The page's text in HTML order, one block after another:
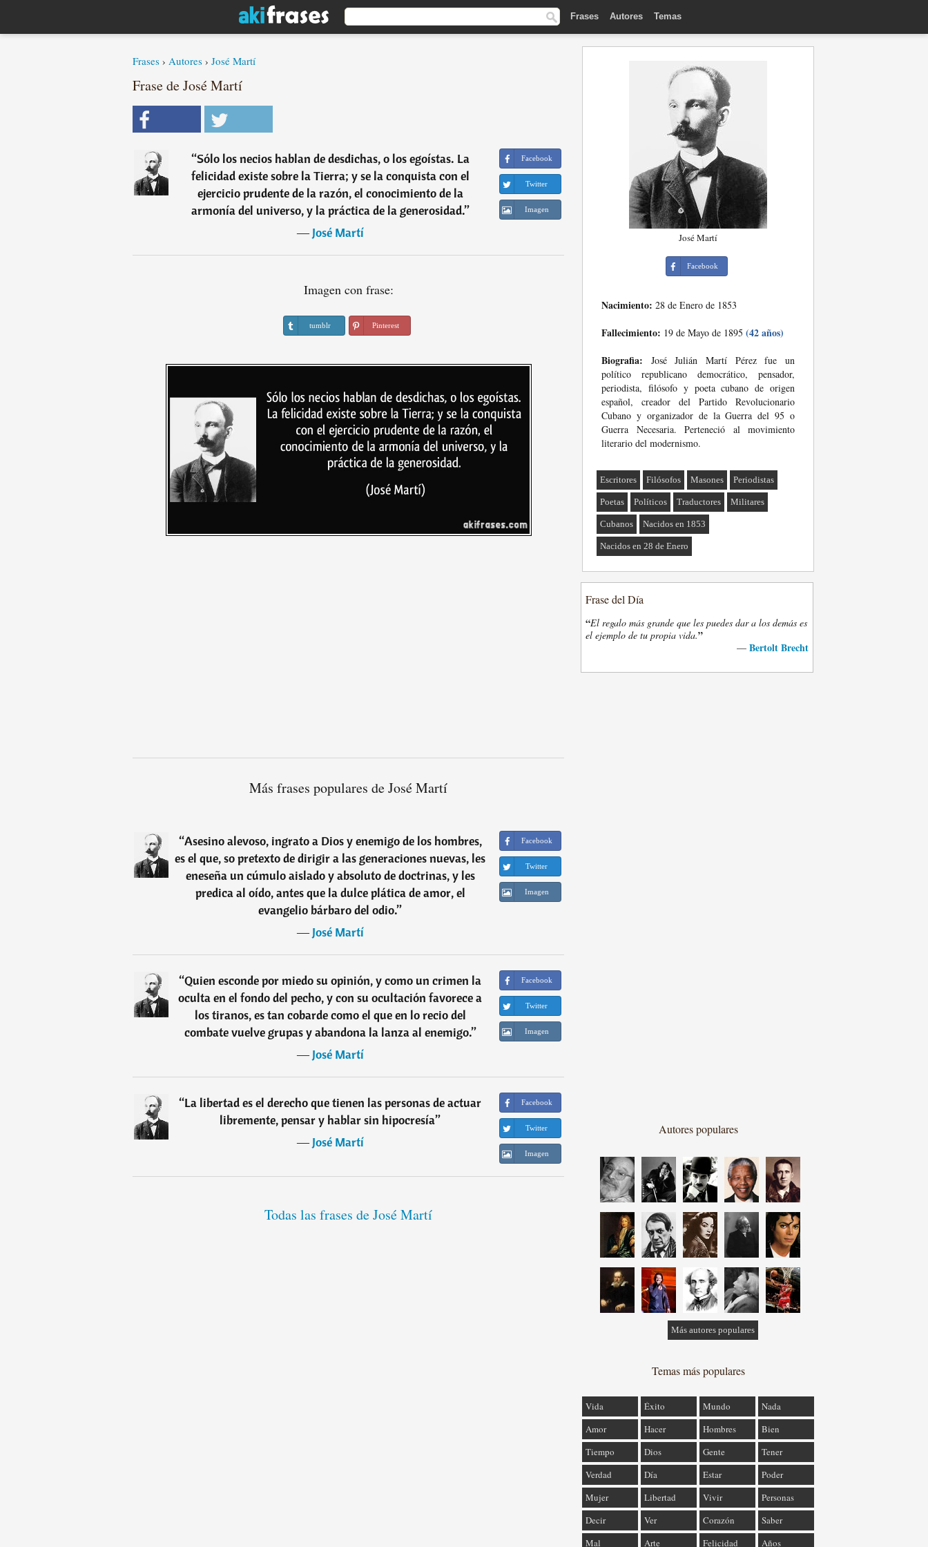
Frases Autores Temas
Frases › Autores › José Martí
Frase de José Martí
“Sólo los necios hablan de desdichas, o los egoístas. La
felicidad existe sobre la Tierra; y se la conquista con el
ejercicio prudente de la razón, el conocimiento de la
armonía del universo, y la práctica de la generosidad.”
―José Martí
Facebook
Twitter
Imagen
Imagen con frase:
tumblr Pinterest
Más frases populares de José Martí
“Asesino alevoso, ingrato a Dios y enemigo de los hombres,
es el que, so pretexto de dirigir a las generaciones nuevas, les
eneseña un cúmulo aislado y absoluto de doctrinas, y les
predica al oído, antes que la dulce plática de amor, el
evangelio bárbaro del odio.”
―José Martí
Facebook
Twitter
Imagen
“Quien esconde por miedo su opinión, y como un crimen la
oculta en el fondo del pecho, y con su ocultación favorece a
los tiranos, es tan cobarde como el que en lo recio del
combate vuelve grupas y abandona la lanza al enemigo.”
―José Martí
Facebook
Twitter
Imagen
“La libertad es el derecho que tienen las personas de actuar
libremente, pensar y hablar sin hipocresía”
―José Martí
Facebook
Twitter
Imagen
Todas las frases de José Martí
José Martí
Facebook
Nacimiento: 28 de Enero de 1853
Fallecimiento: 19 de Mayo de 1895 (42 años)
Biografia: José Julián Martí Pérez fue un
político republicano democrático, pensador,
periodista, filósofo y poeta cubano de origen
español, creador del Partido Revolucionario
Cubano y organizador de la Guerra del 95 o
Guerra Necesaria. Perteneció al movimiento
literario del modernismo.
Escritores Filósofos Masones Periodistas
Poetas Políticos Traductores Militares
Cubanos Nacidos en 1853
Nacidos en 28 de Enero
Frase del Día
“El regalo más grande que les puedes dar a los demás es
el ejemplo de tu propia vida.”
— Bertolt Brecht
Autores populares
Más autores populares
Temas más populares
Vida Éxito Mundo
Nada
Amor
Hacer Hombres
Bien
Tiempo
Dios Gente
Tener
Verdad
Día Estar
Poder
Mujer
Libertad Vivir
Personas
Decir
Ver Corazón
Saber
Mal
Arte Felicidad Años